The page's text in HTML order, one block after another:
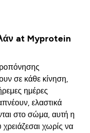
at Myprotein
σε κάθε κίνηση,
ημέρες
ελαστικά
στο σώμα, αυτή η
χωρίς να